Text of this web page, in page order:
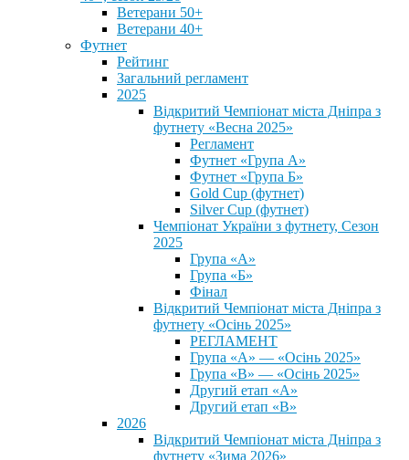
Ветерани 50+
Ветерани 40+
Футнет
Рейтинг
Загальний регламент
2025
Відкритий Чемпіонат міста Дніпра з
футнету «Весна 2025»
Регламент
Футнет «Група А»
Футнет «Група Б»
Gold Cup (футнет)
Silver Cup (футнет)
Чемпіонат України з футнету, Сезон
2025
Група «А»
Група «Б»
Фінал
Відкритий Чемпіонат міста Дніпра з
футнету «Осінь 2025»
РЕГЛАМЕНТ
Група «А» — «Осінь 2025»
Група «В» — «Осінь 2025»
Другий етап «А»
Другий етап «В»
2026
Відкритий Чемпіонат міста Дніпра з
футнету «Зима 2026»